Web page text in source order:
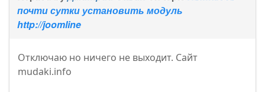
почти сутки установить модуль
http://joomline
Отключаю но ничего не выходит. Сайт
mudaki.info